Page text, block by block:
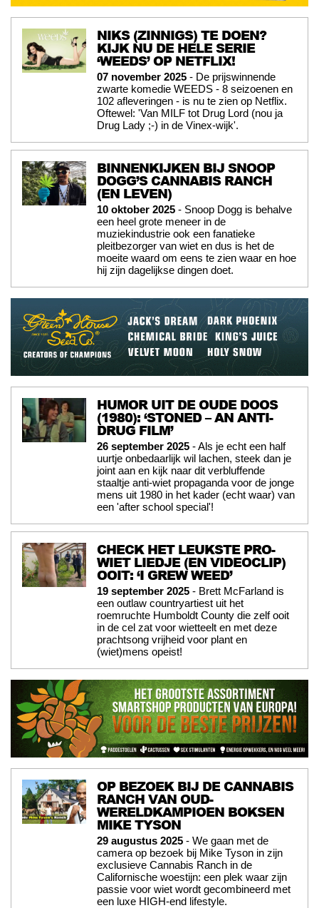
NIKS (ZINNIGS) TE DOEN?
KIJK NU DE HELE SERIE
‘WEEDS’ OP NETFLIX!
07 november 2025 - De prijswinnende
zwarte komedie WEEDS - 8 seizoenen en
102 afleveringen - is nu te zien op Netflix.
Oftewel: 'Van MILF tot Drug Lord (nou ja
Drug Lady ;-) in de Vinex-wijk'.
BINNENKIJKEN BIJ SNOOP
DOGG’S CANNABIS RANCH
(EN LEVEN)
10 oktober 2025 - Snoop Dogg is behalve
een heel grote meneer in de
muziekindustrie ook een fanatieke
pleitbezorger van wiet en dus is het de
moeite waard om eens te zien waar en hoe
hij zijn dagelijkse dingen doet.
HUMOR UIT DE OUDE DOOS
(1980): ‘STONED – AN ANTI-
DRUG FILM’
26 september 2025 - Als je echt een half
uurtje onbedaarlijk wil lachen, steek dan je
joint aan en kijk naar dit verbluffende
staaltje anti-wiet propaganda voor de jonge
mens uit 1980 in het kader (echt waar) van
een 'after school special'!
CHECK HET LEUKSTE PRO-
WIET LIEDJE (EN VIDEOCLIP)
OOIT: ‘I GREW WEED’
19 september 2025 - Brett McFarland is
een outlaw countryartiest uit het
roemruchte Humboldt County die zelf ooit
in de cel zat voor wietteelt en met deze
prachtsong vrijheid voor plant en
(wiet)mens opeist!
OP BEZOEK BIJ DE CANNABIS
RANCH VAN OUD-
WERELDKAMPIOEN BOKSEN
MIKE TYSON
29 augustus 2025 - We gaan met de
camera op bezoek bij Mike Tyson in zijn
exclusieve Cannabis Ranch in de
Californische woestijn: een plek waar zijn
passie voor wiet wordt gecombineerd met
een luxe HIGH-end lifestyle.